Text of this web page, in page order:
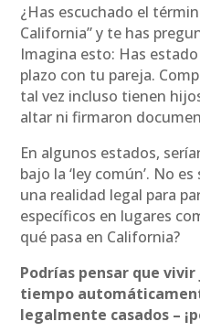
¿Has escuchado el
California” y te has
Imagina esto: Has
plazo con tu pareja.
tal vez incluso tienen
altar ni firmaron
En algunos estados,
bajo la ‘ley común’. No
una realidad legal para
específicos en lugares
qué pasa en California?
Podrías pensar que
tiempo
legalmente casados –